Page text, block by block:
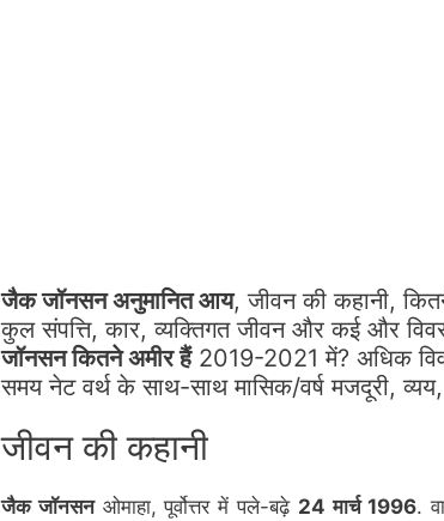
जैक जॉनसन अनुमानित आय, जीवन की कहानी,
कुल संपत्ति, कार, व्यक्तिगत जीवन और कई और
जॉनसन कितने अमीर हैं2019-2021 में? अधिक
समय नेट वर्थ के साथ-साथ मासिक/वर्ष मजदूरी,
जीवन की कहानी
जैक जॉनसनओमाहा, पूर्वोत्तर में पले-बढ़े 24 मार्च 1996.